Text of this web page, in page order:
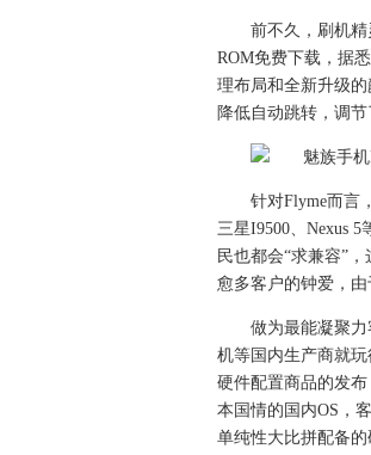
前不久，刷机精
ROM免费下载，据
理布局和全新升级的
降低自动跳转，调
针对Flyme而言
三星I9500、Nexus
民也都会“求兼容”
愈多客户的钟爱，
做为最能凝聚
机等国内生产商就
硬件配置商品的发
本国情的国内OS，
单纯性大比拼配备